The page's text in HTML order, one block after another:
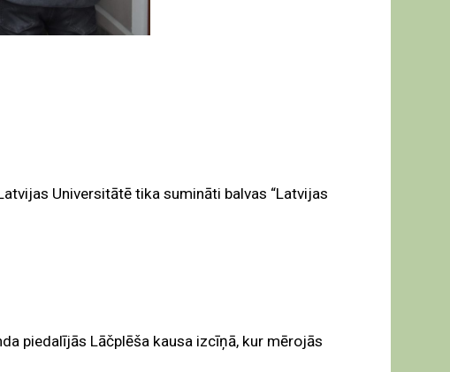
Universitātē tika sumināti balvas “Latvijas
piedalījās Lāčplēša kausa izcīņā, kur mērojās